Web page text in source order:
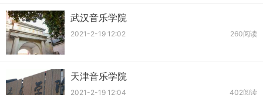
武汉音乐学院
2021-2-19 12:02 260阅读
天津音乐学院
2021-2-19 12:04 402阅读